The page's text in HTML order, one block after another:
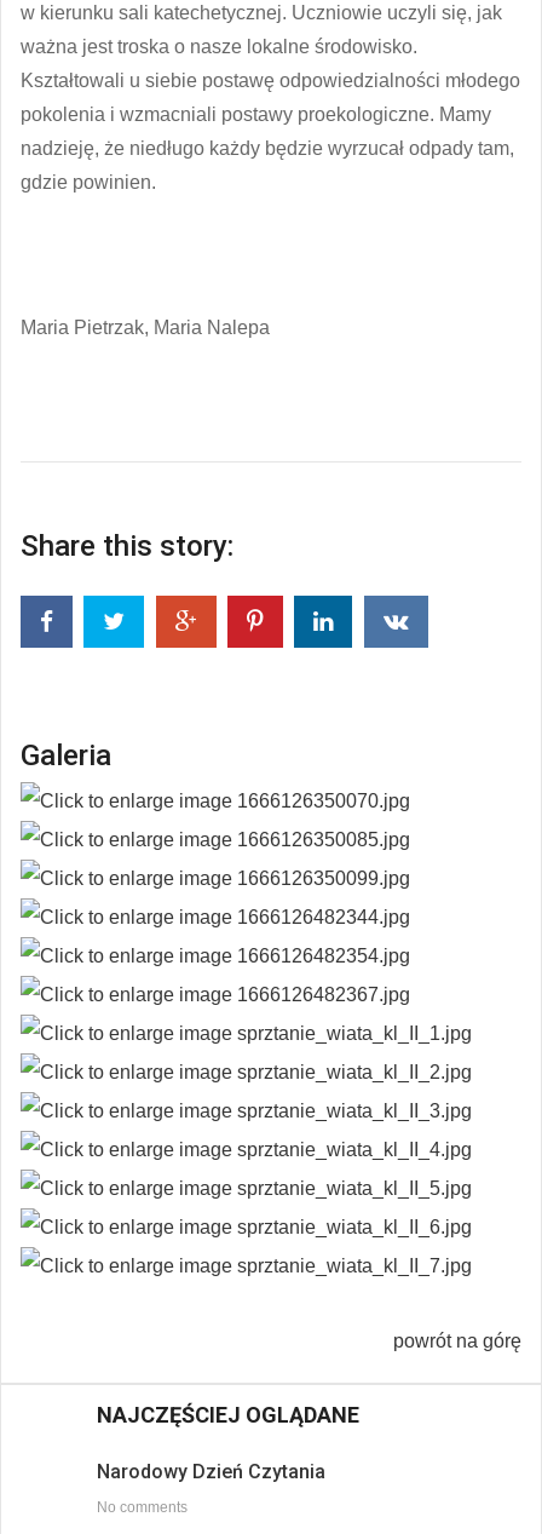
w kierunku sali katechetycznej. Uczniowie uczyli się, jak
ważna jest troska o nasze lokalne środowisko.
Kształtowali u siebie postawę odpowiedzialności młodego
pokolenia i wzmacniali postawy proekologiczne. Mamy
nadzieję, że niedługo każdy będzie wyrzucał odpady tam,
gdzie powinien.
Maria Pietrzak, Maria Nalepa
Share this story:
Galeria
powrót na górę
NAJCZĘŚCIEJ OGLĄDANE
Narodowy Dzień Czytania
No comments